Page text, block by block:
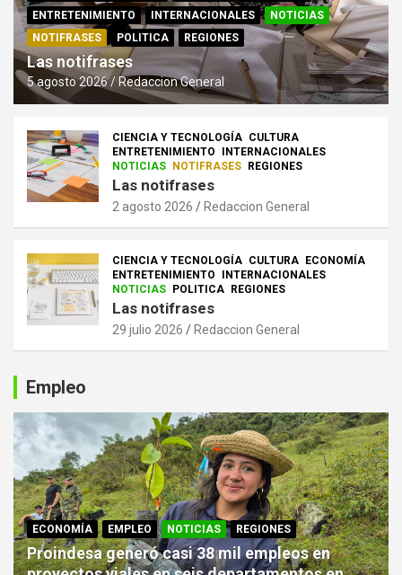
ENTRETENIMIENTO
INTERNACIONALES
NOTICIAS
NOTIFRASES
POLITICA REGIONES
Las notifrases
5 agosto 2026 Redaccion General
CIENCIA Y TECNOLOGÍA CULTURA
ENTRETENIMIENTO
INTERNACIONALES
NOTICIAS NOTIFRASES REGIONES
Las notifrases
2 agosto 2026 Redaccion General
CIENCIA Y TECNOLOGÍA CULTURA ECONOMÍA
ENTRETENIMIENTO
INTERNACIONALES
NOTICIAS POLITICA REGIONES
Las notifrases
29 julio 2026 Redaccion General
Empleo
ECONOMÍA EMPLEO NOTICIAS REGIONES
Proindesa generó casi 38 mil empleos en